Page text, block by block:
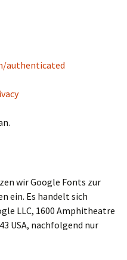
authenticated
wir Google Fonts zur
ein. Es handelt sich
LLC, 1600 Amphitheatre
USA, nachfolgend nur